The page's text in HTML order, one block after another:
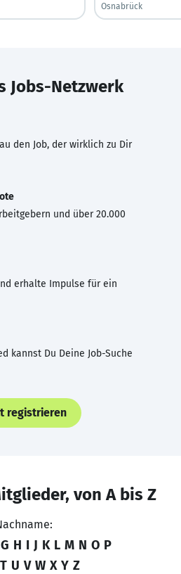
Osnabrück
Jobs-Netzwerk
den Job, der wirklich zu Dir
und über 20.000
erhalte Impulse für ein
kannst Du Deine Job-Suche
registrieren
von A bis Z
G H I J K L M N O P
T U V W X Y Z